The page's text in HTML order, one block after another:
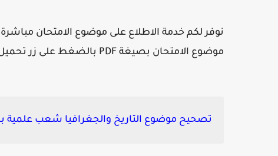
نوفر لكم خدمة الاطلاع على موضوع الامتحان مباشرة
موضوع الامتحان بصيغة PDF بالضغط على زر تحميل في الأسفل :
تصحيح موضوع التاريخ والجغرافيا شعب علمية